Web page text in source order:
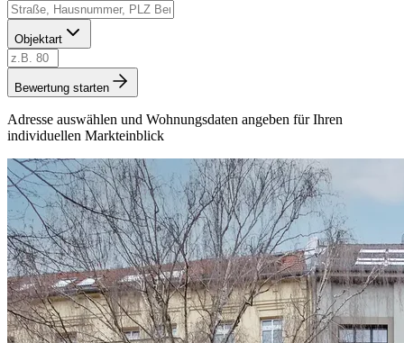
Objektart
Bewertung starten
Adresse auswählen und Wohnungsdaten angeben für Ihren
individuellen Markteinblick